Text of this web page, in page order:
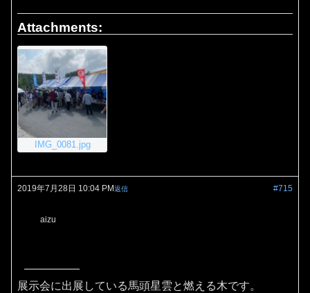
Attachments:
IMG_0081.jpg
2019年7月28日 10:04 PM #715
返信
aizu
展示会に出展している馬頭星雲と燃える木です。